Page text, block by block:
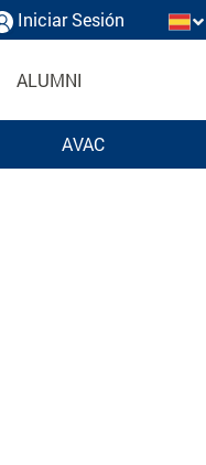
Iniciar Sesión
ALUMNI
AVAC